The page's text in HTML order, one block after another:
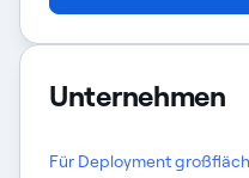
Unternehmen
Für Deployment